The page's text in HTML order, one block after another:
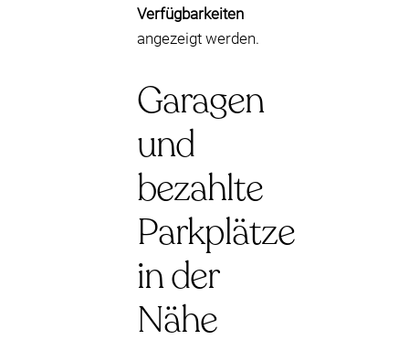
Verfügbarkeiten
angezeigt werden.
Garagen
und
bezahlte
Parkplätze
in der
Nähe